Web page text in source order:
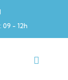
09 - 12h